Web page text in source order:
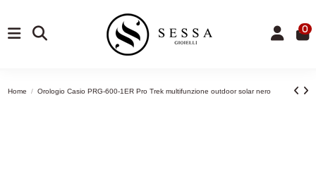
0
Home Orologio Casio PRG-600-1ER Pro Trek multifunzione outdoor solar nero